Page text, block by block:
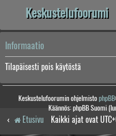
Keskustelufoorumi
Informaatio
Tilapäisesti pois käytöstä
Keskustelufoorumin ohjelmistophpBB
Käännös: phpBB Suomi
Etusivu Kaikki ajat ovat